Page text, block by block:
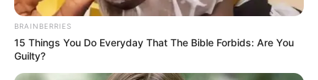
DES PIERRES
BRAINBERRIES
15 Things You Do Everyday That The Bible Forbids: Are You
Guilty?